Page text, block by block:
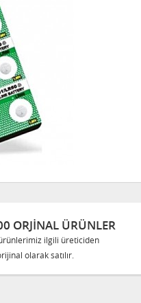
ORJINAL ÜRÜNLER
ilgili üreticiden
olarak satılır.